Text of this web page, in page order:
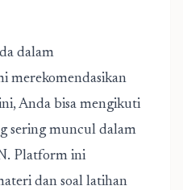
dalam
merekomendasikan
Anda bisa mengikuti
sering muncul dalam
Platform ini
dan soal latihan